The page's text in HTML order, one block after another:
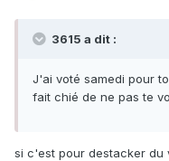
3615 a dit :
J'ai voté samedi pour
fait chié de ne pas te
si c'est pour destacker du